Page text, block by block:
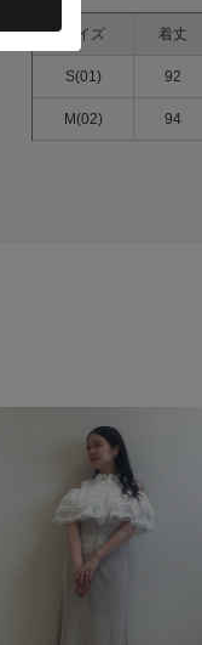
サイズ 着丈
S(01) 92
M(02) 94